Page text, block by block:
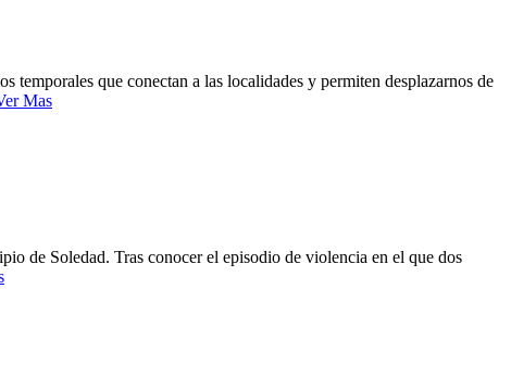
que conectan a las localidades y permiten desplazarnos de
Mas
de Soledad. Tras conocer el episodio de violencia en el que dos